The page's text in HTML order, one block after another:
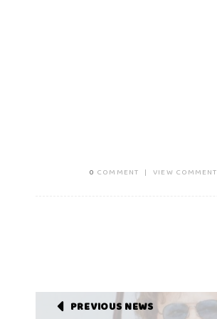
0 COMMENT | VIEW COMMENT
PREVIOUS NEWS